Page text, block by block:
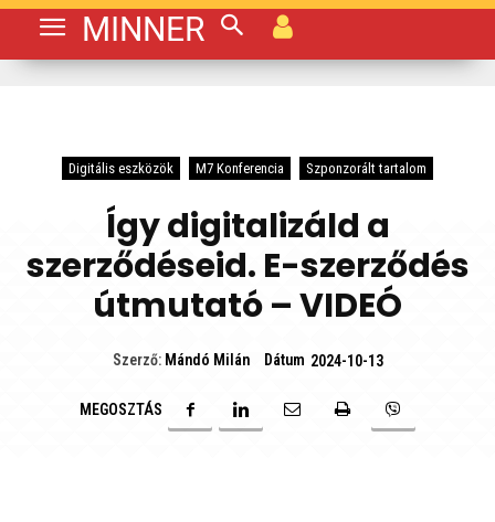
MINNER
Digitális eszközök M7 Konferencia Szponzorált tartalom
Így digitalizáld a
szerződéseid. E-szerződés
útmutató – VIDEÓ
Szerző: Mándó Milán Dátum 2024-10-13
MEGOSZTÁS